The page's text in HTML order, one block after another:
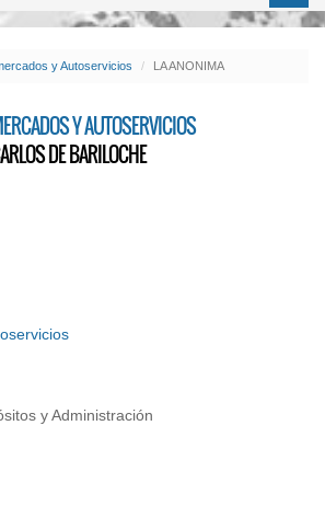
y Autoservicios LA ANONIMA
Y AUTOSERVICIOS
DE BARILOCHE
y Administración